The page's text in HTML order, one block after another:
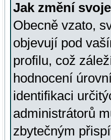
Jak změní
Obecně vzato,
objevují pod
profilu, což
hodnocení
identifikaci
administrátorů
zbytečným